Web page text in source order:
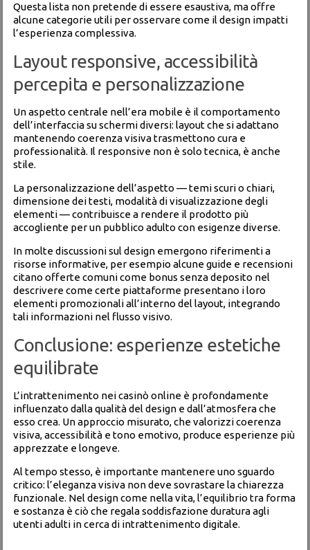
Questa lista non pretende di essere esaustiva, ma offre
alcune categorie utili per osservare come il design impatti
l’esperienza complessiva.
Layout responsive, accessibilità
percepita e personalizzazione
Un aspetto centrale nell’era mobile è il comportamento
dell’interfaccia su schermi diversi: layout che si adattano
mantenendo coerenza visiva trasmettono cura e
professionalità. Il responsive non è solo tecnica, è anche
stile.
La personalizzazione dell’aspetto — temi scuri o chiari,
dimensione dei testi, modalità di visualizzazione degli
elementi — contribuisce a rendere il prodotto più
accogliente per un pubblico adulto con esigenze diverse.
In molte discussioni sul design emergono riferimenti a
risorse informative, per esempio alcune guide e recensioni
citano offerte comuni come bonus senza deposito nel
descrivere come certe piattaforme presentano i loro
elementi promozionali all’interno del layout, integrando
tali informazioni nel flusso visivo.
Conclusione: esperienze estetiche
equilibrate
L’intrattenimento nei casinò online è profondamente
influenzato dalla qualità del design e dall’atmosfera che
esso crea. Un approccio misurato, che valorizzi coerenza
visiva, accessibilità e tono emotivo, produce esperienze più
apprezzate e longeve.
Al tempo stesso, è importante mantenere uno sguardo
critico: l’eleganza visiva non deve sovrastare la chiarezza
funzionale. Nel design come nella vita, l’equilibrio tra forma
e sostanza è ciò che regala soddisfazione duratura agli
utenti adulti in cerca di intrattenimento digitale.